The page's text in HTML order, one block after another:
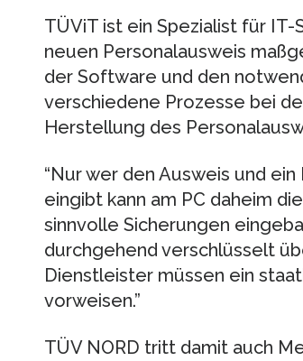
TÜViT ist ein Spezialist für IT-
neuen Personalausweis
der Software und den
verschiedene Prozesse bei
Herstellung des
“Nur wer den Ausweis und
eingibt kann am PC daheim
sinnvolle Sicherungen
durchgehend verschlüsselt
Dienstleister müssen ein
vorweisen.”
TÜV NORD tritt damit auch